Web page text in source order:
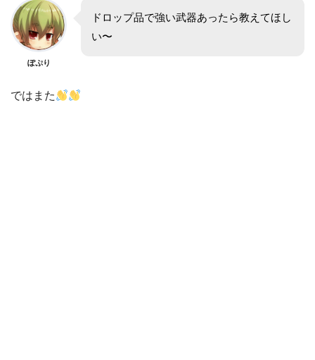
ぽぷり
ドロップ品で強い武器あったら教えてほし
い〜
ではまた